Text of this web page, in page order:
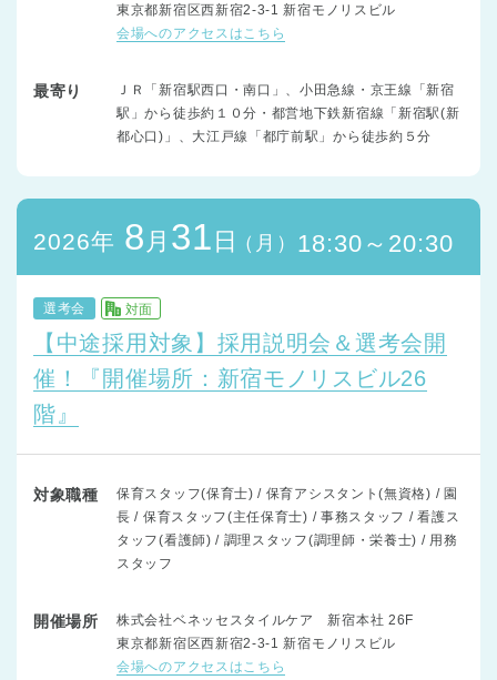
東京都新宿区西新宿2-3-1 新宿モノリスビル
会場へのアクセスはこちら
最寄り
ＪＲ「新宿駅西口・南口」、小田急線・京王線「新宿
駅」から徒歩約１０分・都営地下鉄新宿線「新宿駅(新
都心口)」、大江戸線「都庁前駅」から徒歩約５分
2026年 8 月 31 日 （月） 18:30～20:30
選考会 対面
【中途採用対象】採用説明会＆選考会開
催！『開催場所：新宿モノリスビル26
階』
対象職種
保育スタッフ(保育士) / 保育アシスタント(無資格) / 園
長 / 保育スタッフ(主任保育士) / 事務スタッフ / 看護ス
タッフ(看護師) / 調理スタッフ(調理師・栄養士) / 用務
スタッフ
開催場所
株式会社ベネッセスタイルケア 新宿本社 26F
東京都新宿区西新宿2-3-1 新宿モノリスビル
会場へのアクセスはこちら